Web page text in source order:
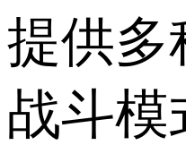
提供多
战斗模